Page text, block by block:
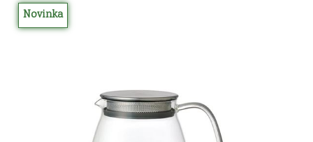
Novinka